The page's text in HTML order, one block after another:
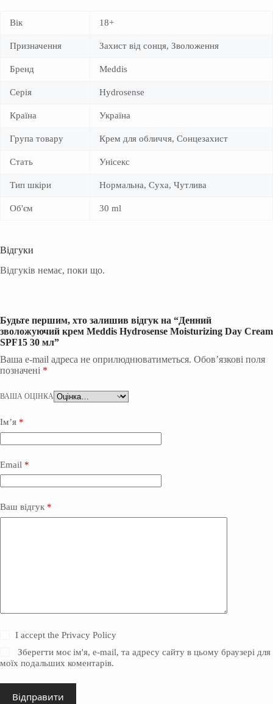
Вік 18+
Призначення Захист від сонця, Зволоження
Бренд Meddis
Серія Hydrosense
Країна Україна
Група товару Крем для обличчя, Сонцезахист
Стать Унісекс
Тип шкіри Нормальна, Суха, Чутлива
Об'єм 30 ml
Відгуки
Відгуків немає, поки що.
Будьте першим, хто залишив відгук на “Денний
зволожуючий крем Meddis Hydrosense Moisturizing Day Cream
SPF15 30 мл”
Ваша e-mail адреса не оприлюднюватиметься. Обов’язкові поля
позначені *
ВАША ОЦІНКА
Ім’я *
Email *
Ваш відгук *
I accept thePrivacy Policy
Зберегти моє ім'я, e-mail, та адресу сайту в цьому браузері для
моїх подальших коментарів.
Відправити